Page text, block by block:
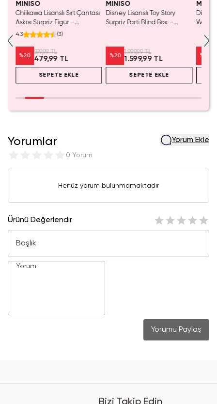
MINISO
Chiikawa Lisanslı Sırt Çantası
Askısı Sürpriz Figür –
Koleksiyonluk Blind Box
4.3 (3)
%20
599,99 TL
479,99 TL
SEPETE EKLE
MINISO
Disney Lisanslı Toy Story
Sürpriz Parti Blind Box –
%20
1.999,99 TL
1.599,99 TL
SEPETE EKLE
Disney
%
Yorumlar
0 Yorum
Yorum Ekle
Henüz yorum bulunmamaktadır
Ürünü Değerlendir
Yorumu Paylaş
Bizi Takip Edin